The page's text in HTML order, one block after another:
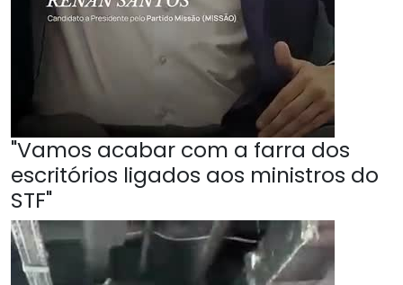
"Vamos acabar com a farra dos
escritórios ligados aos ministros do
STF"